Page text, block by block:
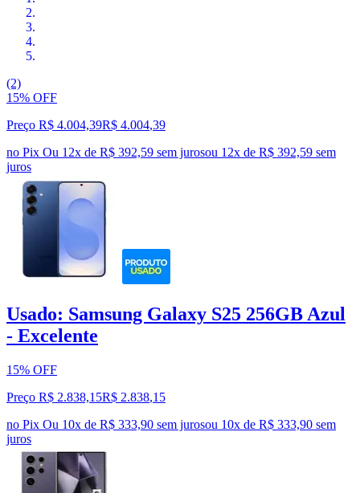
(2)
15% OFF
Preço R$ 4.004,39R$ 4.004,39
no Pix Ou 12x de R$ 392,59 sem jurosou 12x de R$ 392,59 sem
juros
Usado: Samsung Galaxy S25 256GB Azul
- Excelente
15% OFF
Preço R$ 2.838,15R$ 2.838,15
no Pix Ou 10x de R$ 333,90 sem jurosou 10x de R$ 333,90 sem
juros